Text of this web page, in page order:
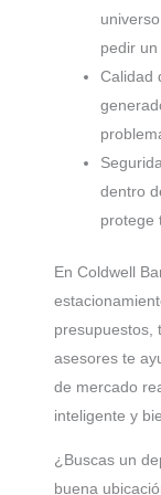
pedir
Calidad
dentro
protege
En Coldwell
presupuestos,
asesores te
de mercado
inteligente y
¿Buscas un
buena